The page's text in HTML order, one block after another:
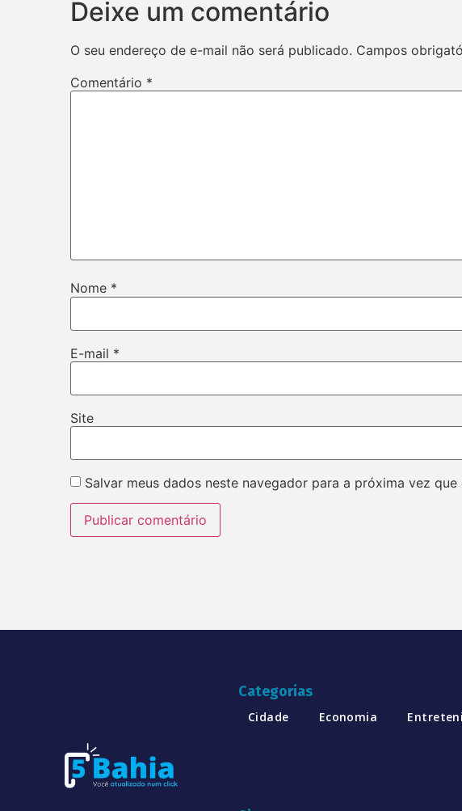
Deixe um comentário
O seu endereço de e-mail não será publicado. Campos
Comentário *
Nome *
E-mail *
Site
Salvar meus dados neste navegador para a próxima vez que
Categorias
Cidade Economia